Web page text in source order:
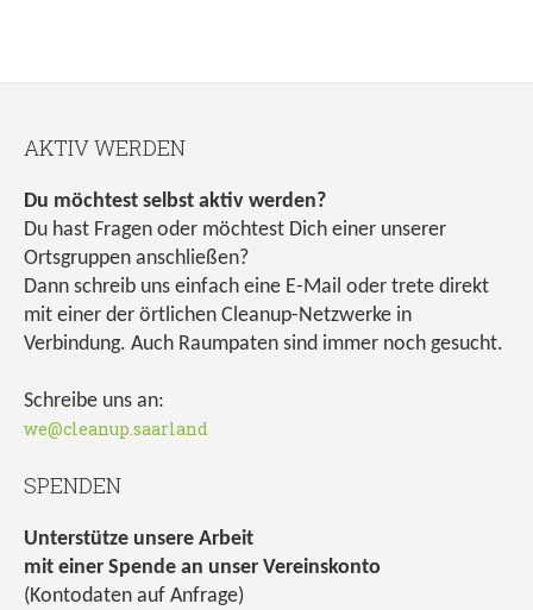
AKTIV WERDEN
Du möchtest selbst aktiv werden?
Du hast Fragen oder möchtest Dich einer unserer
Ortsgruppen anschließen?
Dann schreib uns einfach eine E-Mail oder trete direkt
mit einer der örtlichen Cleanup-Netzwerke in
Verbindung. Auch Raumpaten sind immer noch gesucht.
Schreibe uns an:
we@cleanup.saarland
SPENDEN
Unterstütze unsere Arbeit
mit einer Spende an unser Vereinskonto
(Kontodaten auf Anfrage)